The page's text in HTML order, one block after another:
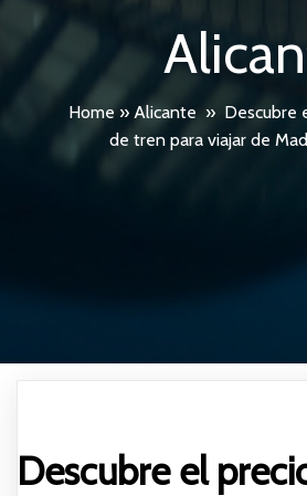
Home » Alicante » Descubre
de tren para viajar de
Descubre el